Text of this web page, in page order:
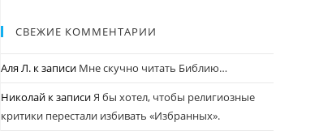
СВЕЖИЕ КОММЕНТАРИИ
Аля Л. к записи Мне скучно читать Библию…
Николай к записиЯ бы хотел, чтобы религиозные
критики перестали избивать «Избранных».